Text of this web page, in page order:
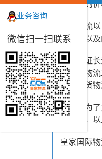
更合理的
皇家物流
空联运以
为了保证
专业的物
缩短了货
同时，为
输方式，
皇家国际
业务咨询
微信扫一扫联系